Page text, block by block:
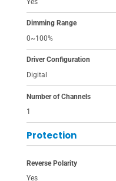
Dimming Range
0~100%
Driver Configuration
Digital
Number of Channels
1
Protection
Reverse Polarity
Yes